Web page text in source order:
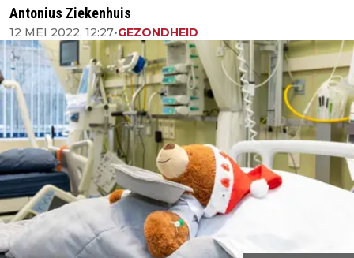
Antonius Ziekenhuis
12 MEI 2022, 12:27•GEZONDHEID